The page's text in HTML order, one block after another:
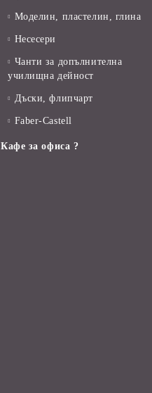
Моделин, пластелин, глина
Несесери
Чанти за допълнителна
училищна дейност
Дъски, флипчарт
Faber-Castell
Кафе за офиса ?